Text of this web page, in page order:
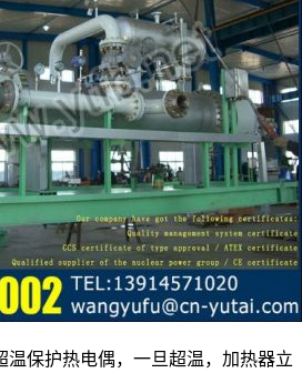
温保护热电偶，一旦超温，加热器立